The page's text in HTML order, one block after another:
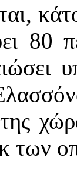
80
των